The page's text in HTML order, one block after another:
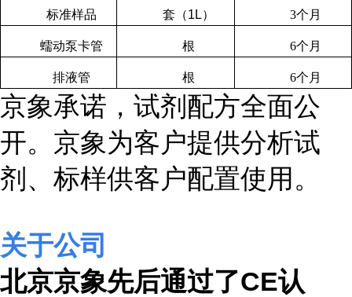
标准样品 套（1L） 3个月
蠕动泵卡管 根 6个月
排液管 根 6个月
京象承诺，试剂配方全面公
开。京象为客户提供分析试
剂、标样供客户配置使用。
关于公司
北京京象先后通过了CE认